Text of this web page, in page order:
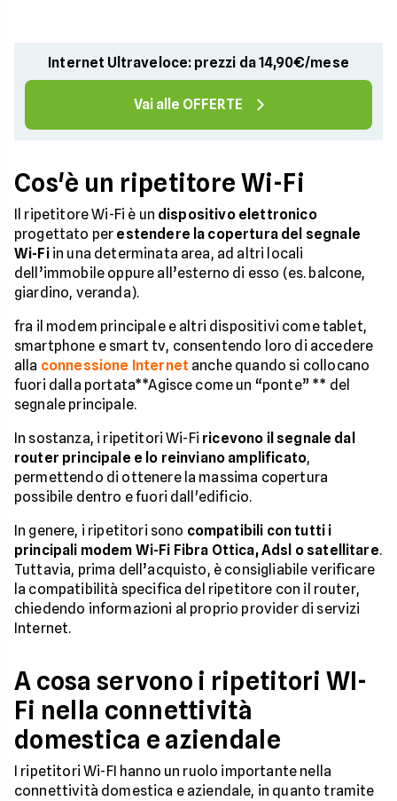
Internet Ultraveloce: prezzi da 14,90€/mese
Vai alle OFFERTE
Cos'è un ripetitore Wi-Fi
Il ripetitore Wi-Fi è un dispositivo elettronico
progettato per estendere la copertura del segnale
Wi-Fiin una determinata area, ad altri locali
dell’immobile oppure all’esterno di esso (es. balcone,
giardino, veranda).
fra il modem principale e altri dispositivi come tablet,
smartphone e smart tv, consentendo loro di accedere
alla connessione Internet anche quando si collocano
fuori dalla portata**Agisce come un “ponte” ** del
segnale principale.
In sostanza, i ripetitori Wi-Fi ricevono il segnale dal
router principale e lo reinviano amplificato,
permettendo di ottenere la massima copertura
possibile dentro e fuori dall'edificio.
In genere, i ripetitori sono compatibili con tutti i
principali modem Wi-Fi Fibra Ottica, Adsl o satellitare.
Tuttavia, prima dell’acquisto, è consigliabile verificare
la compatibilità specifica del ripetitore con il router,
chiedendo informazioni al proprio provider di servizi
Internet.
A cosa servono i ripetitori WI-
Fi nella connettività
domestica e aziendale
I ripetitori Wi-FI hanno un ruolo importante nella
connettività domestica e aziendale, in quanto tramite